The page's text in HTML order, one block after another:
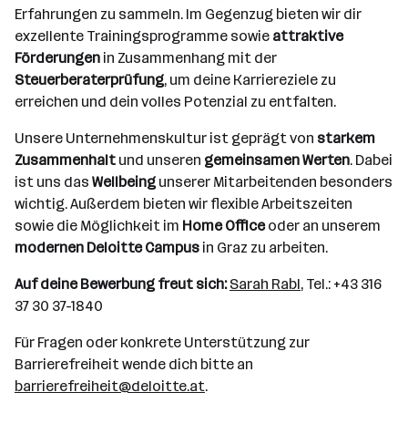
Erfahrungen zu sammeln. Im Gegenzug bieten wir dir
exzellente Trainingsprogramme sowie attraktive
Förderungen in Zusammenhang mit der
Steuerberaterprüfung, um deine Karriereziele zu
erreichen und dein volles Potenzial zu entfalten.
Unsere Unternehmenskultur ist geprägt von starkem
Zusammenhalt und unseren gemeinsamen Werten. Dabei
ist uns das Wellbeing unserer Mitarbeitenden besonders
wichtig. Außerdem bieten wir flexible Arbeitszeiten
sowie die Möglichkeit im Home Officeoder an unserem
modernen Deloitte Campus in Graz zu arbeiten.
Auf deine Bewerbung freut sich:Sarah Rabl, Tel.: +43 316
37 30 37-1840
Für Fragen oder konkrete Unterstützung zur
Barrierefreiheit wende dich bitte an
barrierefreiheit@deloitte.at.